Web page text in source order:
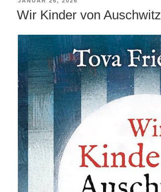
Wir Kinder von Auschwitz